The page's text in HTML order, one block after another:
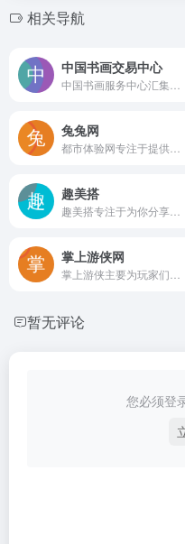
相关导航
中国书画交易中心
兔兔网
趣美搭
掌上游侠网
暂无评论
您必须登